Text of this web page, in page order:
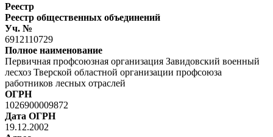
Реестр
Реестр общественных объединений
Уч. №
6912110729
Полное наименование
Первичная профсоюзная организация Завидовский военный
лесхоз Тверской областной организации профсоюза
работников лесных отраслей
ОГРН
1026900009872
Дата ОГРН
19.12.2002